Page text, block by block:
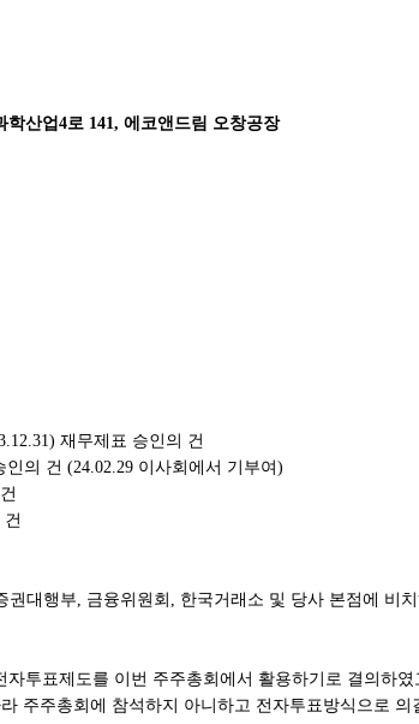
산업4로 141, 에코앤드림 오창공장
재무제표 승인의 건
의 건 (24.02.29 이사회에서 기부여)
권대행부, 금융위원회, 한국거래소 및 당사 본점에 비
투표제도를 이번 주주총회에서 활용하기로 결의하
주주총회에 참석하지 아니하고 전자투표방식으로 의